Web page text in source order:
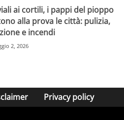
ai cortili, i pappi del pioppo
alla prova le città: pulizia,
e incendi
2, 2026
Privacy policy